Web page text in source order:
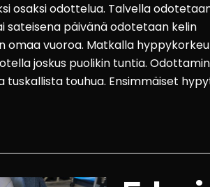
osaksi odottelua. Talvella
sateisena päivänä odotetaan kelin
omaa vuoroa. Matkalla
joskus puolikin tuntia.
touhua. Ensimmäiset